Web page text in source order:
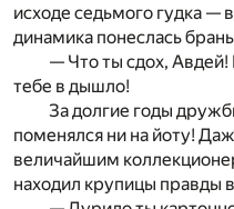
исходе седьмого гудка —
динамика понеслась
— Что ты сдох,
тебе в дышло!
За долгие годы
поменялся ни на йоту!
величайшим
находил крупицы